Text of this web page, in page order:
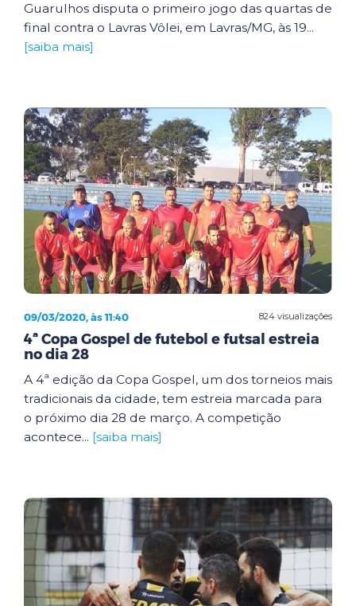
Guarulhos disputa o primeiro jogo das quartas de
final contra o Lavras Vôlei, em Lavras/MG, às 19...
[saiba mais]
824 visualizações
09/03/2020, às 11:40
4ª Copa Gospel de futebol e futsal estreia
no dia 28
A 4ª edição da Copa Gospel, um dos torneios mais
tradicionais da cidade, tem estreia marcada para
o próximo dia 28 de março. A competição
acontece... [saiba mais]